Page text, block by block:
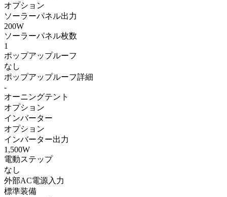
オプション
ソーラーパネル出力
200W
ソーラーパネル枚数
1
ポップアップルーフ
なし
ポップアップルーフ詳細
-
オーニングテント
オプション
インバーター
オプション
インバーター出力
1,500W
電動ステップ
なし
外部AC電源入力
標準装備